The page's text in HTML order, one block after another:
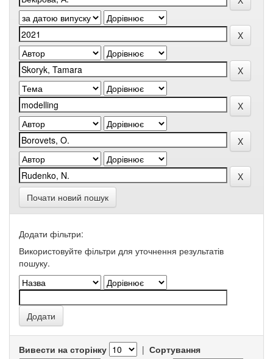
Почати новий пошук
Додати фільтри:
Використовуйте фільтри для уточнення результатів
пошуку.
Вивести на сторінку | Сортування